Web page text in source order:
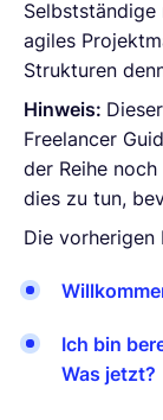
agiles
Strukturen
Hinweis:
Freelancer
der Reihe
dies zu tun,
Die vorherigen
Ich bin
Was jetzt?